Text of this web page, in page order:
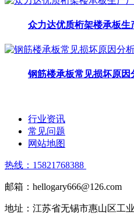
众力达优质桁架楼承板生
钢筋楼承板常见损坏原因
行业资讯
常见问题
网站地图
热线：15821768388
邮箱：hellogary666@126.com
地址：江苏省无锡市惠山区工